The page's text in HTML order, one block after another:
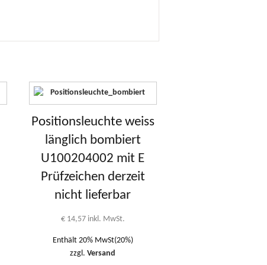
Positionsleuchte weiss
länglich bombiert
U100204002 mit E
Prüfzeichen derzeit
nicht lieferbar
€14,57 inkl. MwSt.
Enthält 20% MwSt(20%)
zzgl.Versand